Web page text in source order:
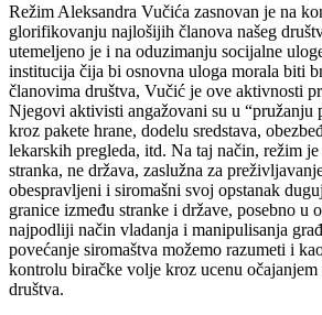
Režim Aleksandra Vučića zasnovan je na
glorifikovanju najlošijih članova našeg
utemeljeno je i na oduzimanju socijalne
institucija čija bi osnovna uloga morala biti
članovima društva, Vučić je ove aktivnosti
Njegovi aktivisti angažovani su u “pružanju
kroz pakete hrane, dodelu sredstava,
lekarskih pregleda, itd. Na taj način, režim
stranka, ne država, zaslužna za
obespravljeni i siromašni svoj opstanak
granice između stranke i države, posebno u
najpodliji način vladanja i manipulisanja
povećanje siromaštva možemo razumeti i
kontrolu biračke volje kroz ucenu
društva.